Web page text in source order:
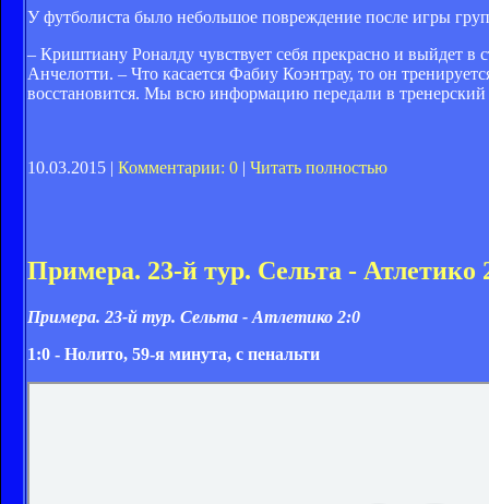
У футболиста было небольшое повреждение после игры
– Криштиану Роналду чувствует себя прекрасно и выйдет в
Анчелотти. – Что касается Фабиу Коэнтрау, то он
восстановится. Мы всю информацию передали в тренерский
10.03.2015 | Комментарии: 0 | Читать полностью
Примера. 23-й тур. Сельта - Атлетико
Примера. 23-й тур. Сельта - Атлетико 2:0
1:0 - Нолито, 59-я минута, с пенальти